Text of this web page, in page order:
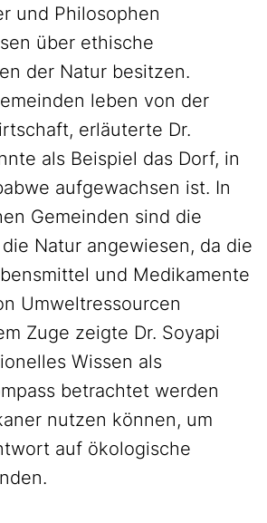
und Philosophen
über ethische
der Natur besitzen.
leben von der
erläuterte Dr.
als Beispiel das Dorf, in
aufgewachsen ist. In
Gemeinden sind die
Natur angewiesen, da die
und Medikamente
Umweltressourcen
Zuge zeigte Dr. Soyapi
Wissen als
betrachtet werden
nutzen können, um
auf ökologische